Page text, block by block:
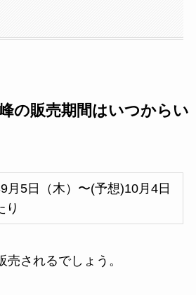
の販売期間はいつからい
月5日（木）〜(予想)10月4日
り
されるでしょう。